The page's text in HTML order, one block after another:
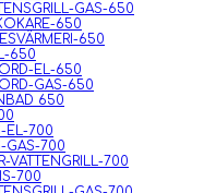
GAS-650
650
650
650
EL-650
GAS-650
650
EL-700
GAS-700
VATTENGRILL-700
700